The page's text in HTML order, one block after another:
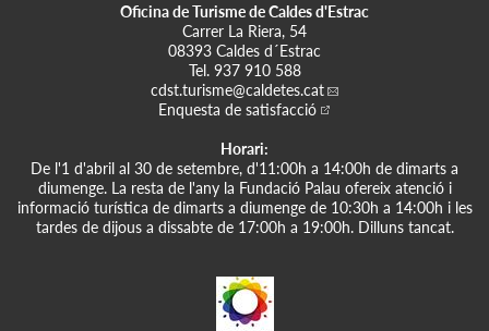
Oficina de Turisme de Caldes d'Estrac
Carrer La Riera, 54
08393 Caldes d´Estrac
Tel. 937 910 588
cdst.turisme@caldetes.cat
Enquesta de satisfacció
Horari:
De l'1 d'abril al 30 de setembre, d'11:00h a 14:00h de dimarts a
diumenge. La resta de l'any la Fundació Palau ofereix atenció i
informació turística de dimarts a diumenge de 10:30h a 14:00h i les
tardes de dijous a dissabte de 17:00h a 19:00h. Dilluns tancat.